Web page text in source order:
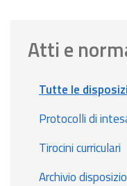
Atti e
Tutte le
Protocolli di
Tirocini curriculari
Archivio